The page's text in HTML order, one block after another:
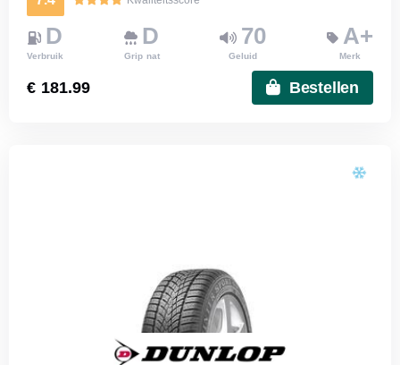
D
Verbruik
D
Grip nat
70
Geluid
A+
Merk
€ 181.99 Bestellen